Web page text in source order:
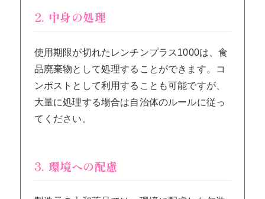
2. 中身の処理
使用期限が切れたレンチンプラス1000は、食
品廃棄物として処理することができます。コ
ンポストとして利用することも可能ですが、
大量に処理する場合は自治体のルールに従っ
てください。
3. 環境への配慮